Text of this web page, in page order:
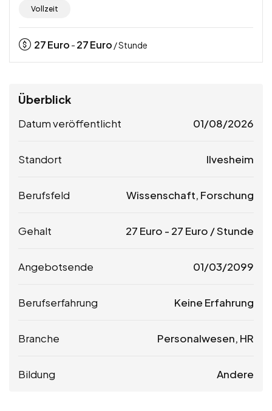
Vollzeit
27Euro - 27Euro / Stunde
Überblick
Datum veröffentlicht 01/08/2026
Standort Ilvesheim
Berufsfeld Wissenschaft, Forschung
Gehalt 27 Euro - 27 Euro / Stunde
Angebotsende 01/03/2099
Berufserfahrung Keine Erfahrung
Branche Personalwesen, HR
Bildung Andere